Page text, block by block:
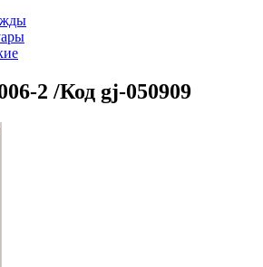
2 /Код gj-050909